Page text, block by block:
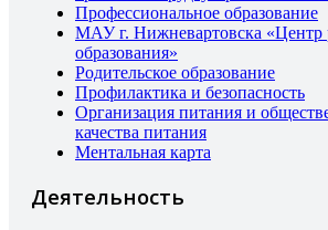
Профессиональное образование
МАУ г. Нижневартовска «Центр
образования»
Родительское образование
Профилактика и безопасность
Организация питания и
качества питания
Ментальная карта
Деятельность